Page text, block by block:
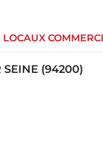
LOCAUX
SEINE (94200)